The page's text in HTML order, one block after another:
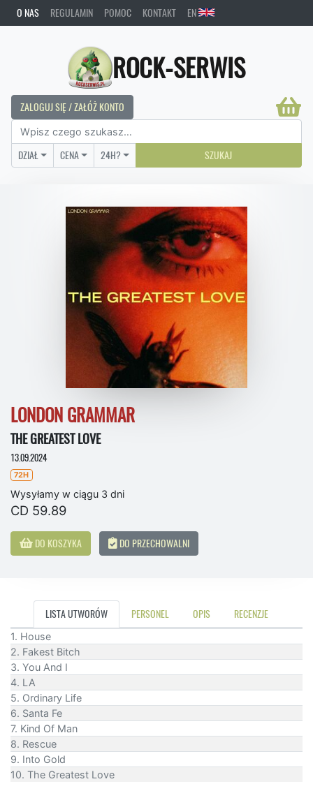
O NAS REGULAMIN POMOC KONTAKT EN
ROCK-SERWIS
ZALOGUJ SIĘ / ZAŁÓŻ KONTO
DZIAŁ CENA 24H? SZUKAJ
LONDON GRAMMAR
THE GREATEST LOVE
13.09.2024
72H
Wysyłamy w ciągu 3 dni
CD 59.89
DO KOSZYKA DO PRZECHOWALNI
LISTA UTWORÓW PERSONEL OPIS RECENZJE
1. House
2. Fakest Bitch
3. You And I
4. LA
5. Ordinary Life
6. Santa Fe
7. Kind Of Man
8. Rescue
9. Into Gold
10. The Greatest Love